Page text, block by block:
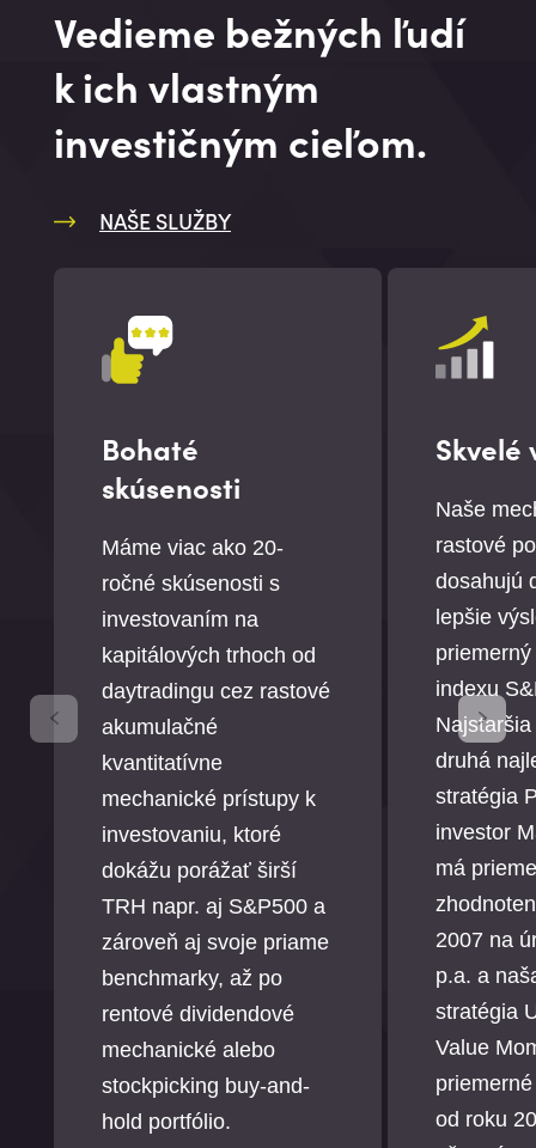
Vedieme bežných ľudí
k ich vlastným
investičným cieľom.
NAŠE SLUŽBY
Bohaté
skúsenosti
Máme viac ako 20-
ročné skúsenosti s
investovaním na
kapitálových trhoch od
daytradingu cez rastové
akumulačné
kvantitatívne
mechanické prístupy k
investovaniu, ktoré
dokážu porážať širší
TRH napr. aj S&P500 a
zároveň aj svoje priame
benchmarky, až po
rentové dividendové
mechanické alebo
stockpicking buy-and-
hold portfólio.
Skvelé
Naše
rastové
dosahujú
lepšie
indexu
druhá
stratégia
investor
má
2007 na
p.a. a
stratégia
Value
od roku